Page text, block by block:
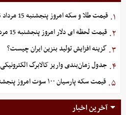
۱. قیمت طلا و سکه امروز پنجشنبه 15 مرداد 1405+ جدول
۲. قیمت لحظه ای دلار امروز پنجشنبه 15 مرداد 1405
۳. گزینه‌ افزایش تولید بنزین ایران چیست؟
۴. جدول زمان‌بندی واریز کالابرگ
۵. قیمت سکه پارسیان ۱۰۰ سوت امروز پنجشنبه 15 مرداد 1405
آخرین اخبار